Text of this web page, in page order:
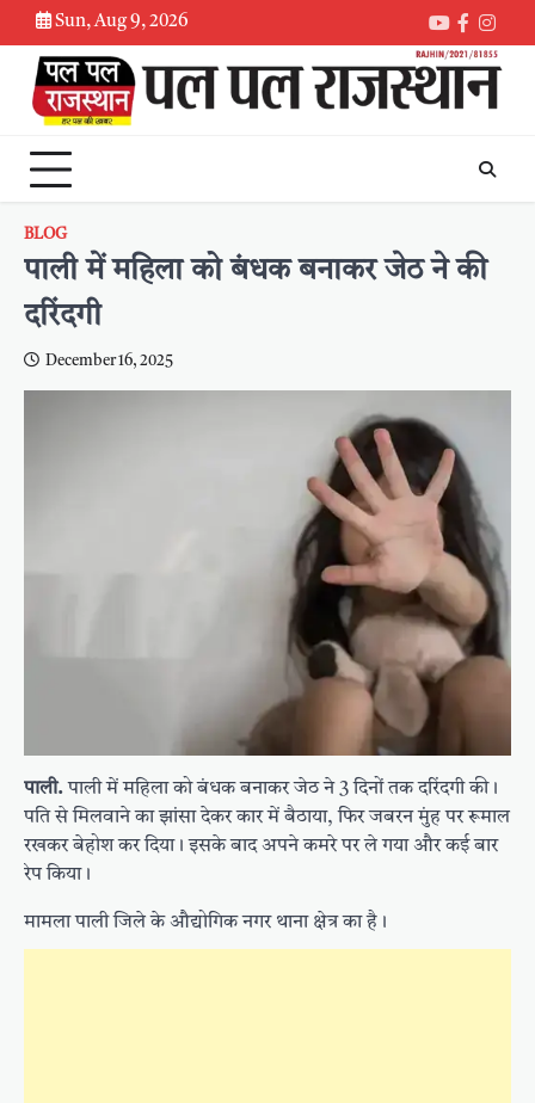
Skip
to
content
Sun, Aug 9, 2026
Youtube
BLOG
पाली में महिला को बंधक बनाकर जेठ ने की
दरिंदगी
December 16, 2025
पाली.पाली में महिला को बंधक बनाकर जेठ ने 3 दिनों तक दरिंदगी की।
पति से मिलवाने का झांसा देकर कार में बैठाया, फिर जबरन मुंह पर रूमाल
रखकर बेहोश कर दिया। इसके बाद अपने कमरे पर ले गया और कई बार
रेप किया।
मामला पाली जिले के औद्योगिक नगर थाना क्षेत्र का है।